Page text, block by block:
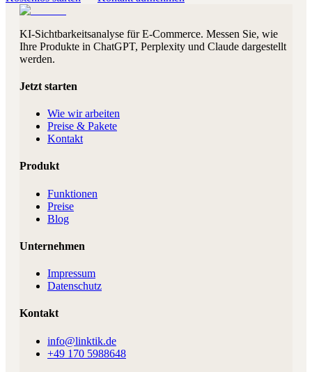
KI-Sichtbarkeitsanalyse für E-Commerce. Messen Sie, wie
Ihre Produkte in ChatGPT, Perplexity und Claude dargestellt
werden.
Jetzt starten
Wie wir arbeiten
Preise & Pakete
Kontakt
Produkt
Funktionen
Preise
Blog
Unternehmen
Impressum
Datenschutz
Kontakt
info@linktik.de
+49 170 5988648